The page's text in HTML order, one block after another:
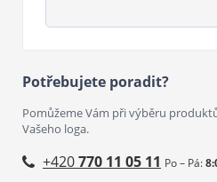
Potřebujete poradit?
Pomůžeme Vám při výběru
Vašeho loga.
+420770 11 05 11 Po – Pá: